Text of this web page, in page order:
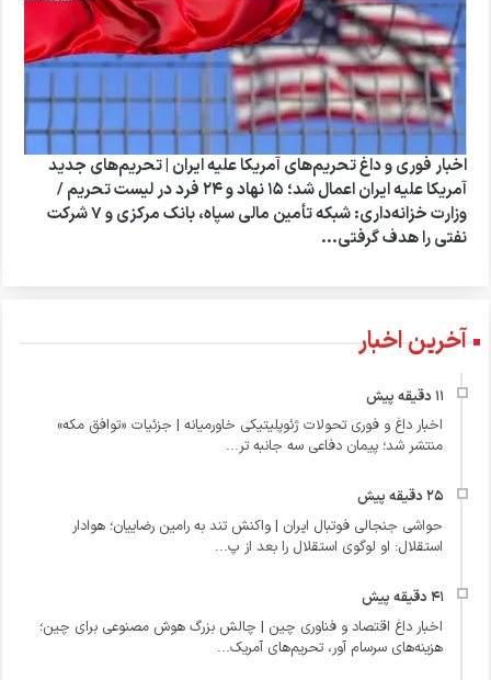
اخبار فوری و داغ تحریم‌های آمریکا علیه ایران | تحریم‌های جدید
آمریکا علیه ایران اعمال شد؛ ۱۵ نهاد و ۲۴ فرد در لیست تحریم /
وزارت خزانه‌داری: شبکه تأمین مالی سپاه، بانک مرکزی و ۷ شرکت
نفتی را هدف گرفتی...
آخرین اخبار
اخبار داغ و فوری تحولات ژئوپلیتیکی خاورمیانه | جزئیات «توافق مکه»
منتشر شد؛ پیمان دفاعی سه‌ جانبه تر...
حواشی جنجالی فوتبال ایران | واکنش تند به رامین رضاییان؛ هوادار
استقلال: او لوگوی استقلال را بعد از پ...
اخبار داغ اقتصاد و فناوری چین | چالش بزرگ هوش مصنوعی برای چین؛
هزینه‌های سرسام‌ آور، تحریم‌های آمریک...